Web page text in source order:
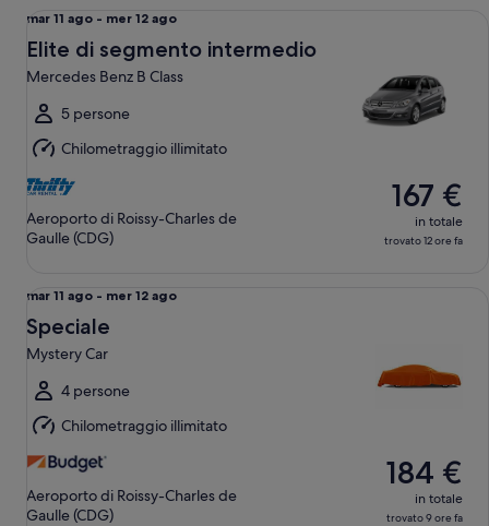
Da
mar
11
ago
mer
12
ago
mar 11 ago - mer 12 ago
Elite di segmento intermedio
Mercedes Benz B Class
5 persone
Chilometraggio illimitato
Aeroporto di Roissy-Charles de
Gaulle (CDG)
167 €
in totale
trovato 12 ore fa
Da
mar
11
ago
mer
12
ago
mar 11 ago - mer 12 ago
Speciale
Mystery Car
4 persone
Chilometraggio illimitato
Aeroporto di Roissy-Charles de
Gaulle (CDG)
184 €
in totale
trovato 9 ore fa